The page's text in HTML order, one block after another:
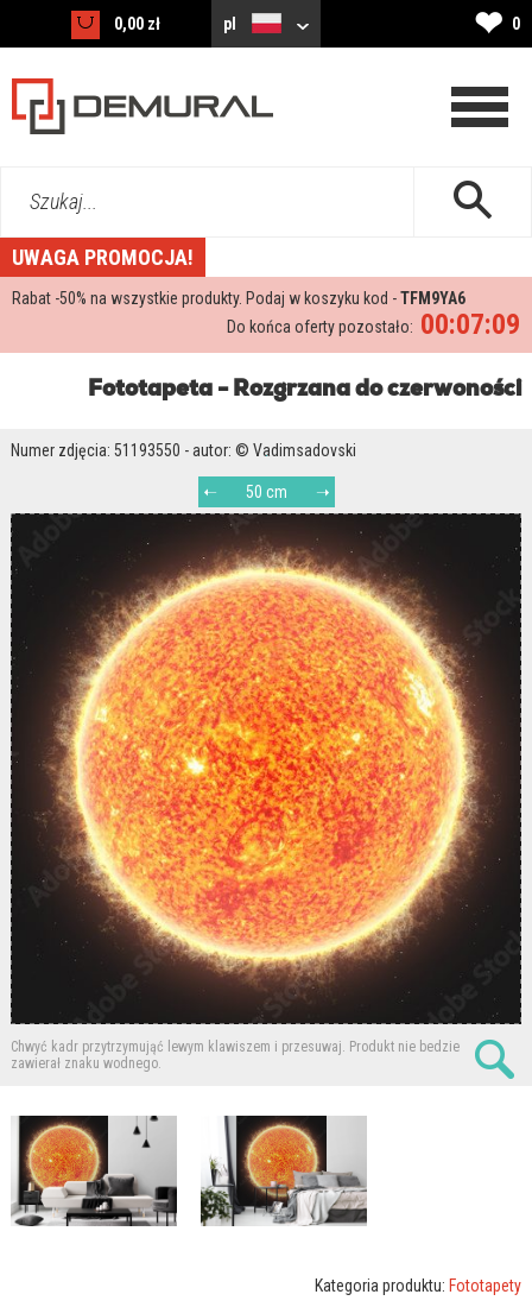
0,00 zł pl ❤ 0
Szukaj...
UWAGA PROMOCJA!
Rabat -50% na wszystkie produkty. Podaj w koszyku kod -TFM9YA6
00:07:08
Do końca oferty pozostało:
Fototapeta - Rozgrzana do czerwoności
Numer zdjęcia: 51193550 - autor: © Vadimsadovski
50 cm
Chwyć kadr przytrzymująć lewym klawiszem i przesuwaj. Produkt nie bedzie
zawierał znaku wodnego.
Kategoria produktu: Fototapety